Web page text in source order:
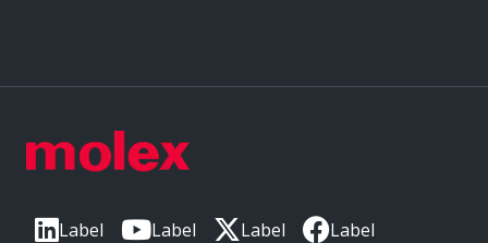
Label Label Label Label